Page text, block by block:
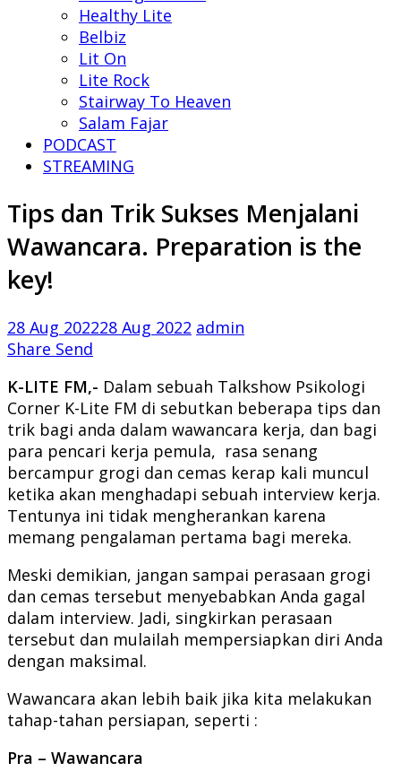
Healthy Lite
Belbiz
Lit On
Lite Rock
Stairway To Heaven
Salam Fajar
PODCAST
STREAMING
Tips dan Trik Sukses Menjalani
Wawancara. Preparation is the
key!
28 Aug 202228 Aug 2022 admin
Share Send
K-LITE FM,- Dalam sebuah Talkshow Psikologi
Corner K-Lite FM di sebutkan beberapa tips dan
trik bagi anda dalam wawancara kerja, dan bagi
para pencari kerja pemula, rasa senang
bercampur grogi dan cemas kerap kali muncul
ketika akan menghadapi sebuah interview kerja.
Tentunya ini tidak mengherankan karena
memang pengalaman pertama bagi mereka.
Meski demikian, jangan sampai perasaan grogi
dan cemas tersebut menyebabkan Anda gagal
dalam interview. Jadi, singkirkan perasaan
tersebut dan mulailah mempersiapkan diri Anda
dengan maksimal.
Wawancara akan lebih baik jika kita melakukan
tahap-tahan persiapan, seperti :
Pra – Wawancara